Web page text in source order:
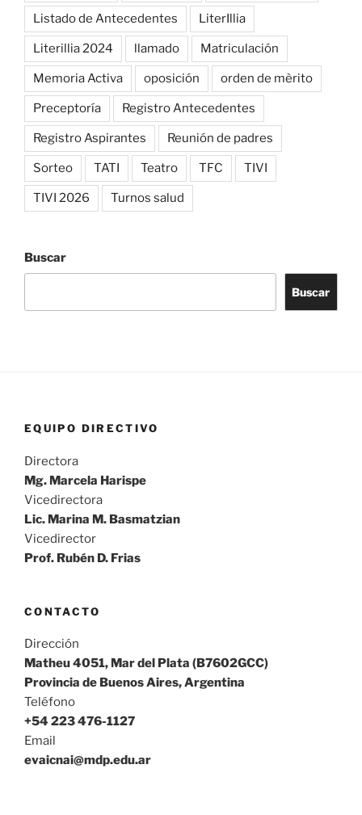
Listado de Antecedentes LiterIllia
Literillia 2024 llamado Matriculación
Memoria Activa oposición orden de mèrito
Preceptoría Registro Antecedentes
Registro Aspirantes Reunión de padres
Sorteo TATI Teatro TFC TIVI
TIVI 2026 Turnos salud
Buscar
Buscar
EQUIPO DIRECTIVO
Directora
Mg. Marcela Harispe
Vicedirectora
Lic. Marina M. Basmatzian
Vicedirector
Prof. Rubén D. Frias
CONTACTO
Dirección
Matheu 4051, Mar del Plata (B7602GCC)
Provincia de Buenos Aires, Argentina
Teléfono
+54 223 476-1127
Email
evaicnai@mdp.edu.ar